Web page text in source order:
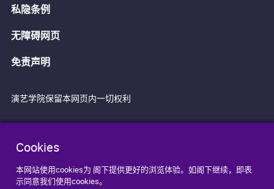
Cookies
本网站使用cookies为 阁下提供更好的浏览体验。如阁下继续，即表
示同意我们使用cookies。
私隐条例
无障碍网页
免责声明
演艺学院保留本网页内一切权利